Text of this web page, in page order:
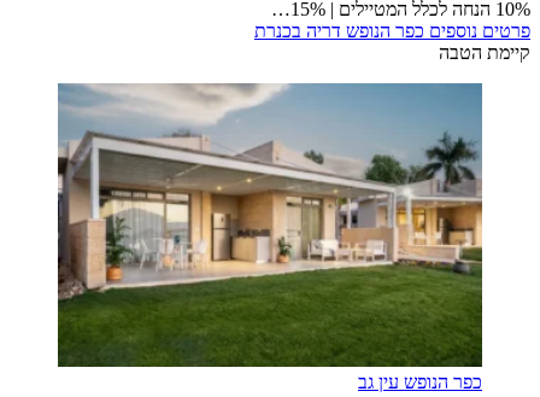
10% הנחה לכלל המטיילים | 15%…
פרטים נוספים כפר הנופש דריה בכנרת
קיימת הטבה
כפר הנופש עין גב